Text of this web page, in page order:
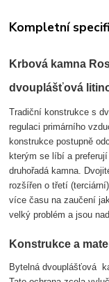
Kompletní
Krbová kamna
dvouplášťová
Tradiční konstrukce s
regulaci primárního
konstrukce postupně
kterým se líbí a
druhořadá kamna.
rozšířen o třetí
více času na zaučení
velký problém a jsou
Konstrukce a
Bytelná dvouplášťová